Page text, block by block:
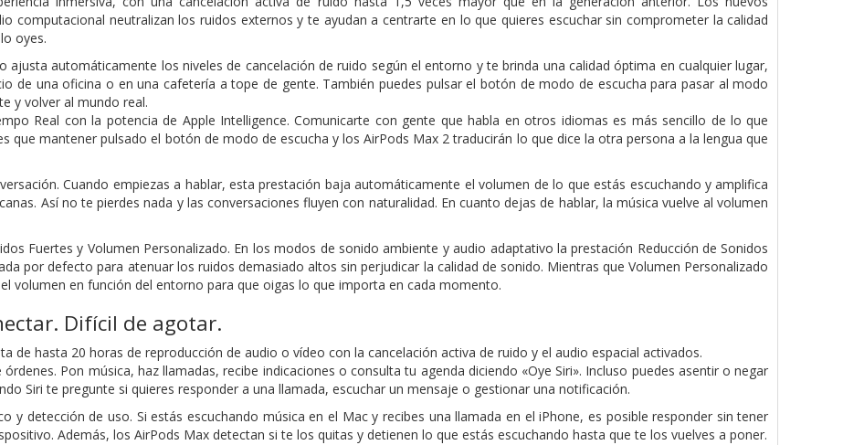
computacional neutralizan los ruidos externos y te ayudan a centrarte en lo que quieres escuchar sin comprometer la calidad
oyes.
ajusta automáticamente los niveles de cancelación de ruido según el entorno y te brinda una calidad óptima en cualquier lugar,
de una oficina o en una cafetería a tope de gente. También puedes pulsar el botón de modo de escucha para pasar al modo
y volver al mundo real.
Real con la potencia de Apple Intelligence. Comunicarte con gente que habla en otros idiomas es más sencillo de lo que
que mantener pulsado el botón de modo de escucha y los AirPods Max 2 traducirán lo que dice la otra persona a la lengua que
Cuando empiezas a hablar, esta prestación baja automáticamente el volumen de lo que estás escuchando y amplifica
Así no te pierdes nada y las conversaciones fluyen con naturalidad. En cuanto dejas de hablar, la música vuelve al volumen
Fuertes y Volumen Personalizado. En los modos de sonido ambiente y audio adaptativo la prestación Reducción de Sonidos
por defecto para atenuar los ruidos demasiado altos sin perjudicar la calidad de sonido. Mientras que Volumen Personalizado
volumen en función del entorno para que oigas lo que importa en cada momento.
Difícil de agotar.
de hasta 20 horas de reproducción de audio o vídeo con la cancelación activa de ruido y el audio espacial activados.
órdenes. Pon música, haz llamadas, recibe indicaciones o consulta tu agenda diciendo «Oye Siri». Incluso puedes asentir o negar
Siri te pregunte si quieres responder a una llamada, escuchar un mensaje o gestionar una notificación.
y detección de uso. Si estás escuchando música en el Mac y recibes una llamada en el iPhone, es posible responder sin tener
Además, los AirPods Max detectan si te los quitas y detienen lo que estás escuchando hasta que te los vuelves a poner.